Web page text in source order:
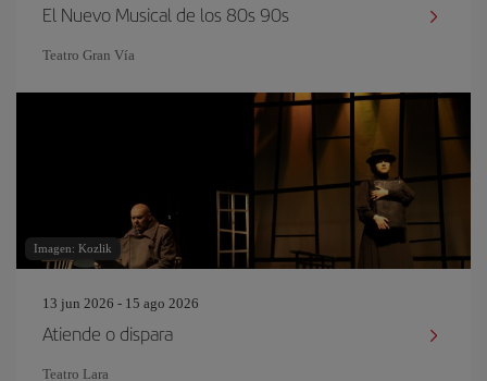
El Nuevo Musical de los 80s 90s
Teatro Gran Vía
Imagen: Kozlik
13 jun 2026 - 15 ago 2026
Atiende o dispara
Teatro Lara